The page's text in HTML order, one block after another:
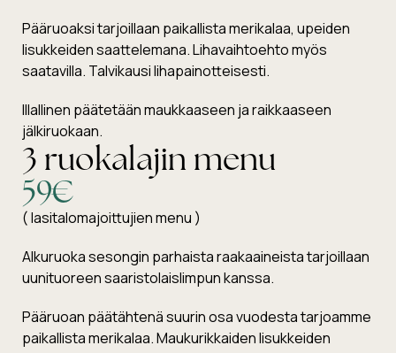
Pääruoaksi tarjoillaan paikallista merikalaa, upeiden
lisukkeiden saattelemana. Lihavaihtoehto myös
saatavilla. Talvikausi lihapainotteisesti.
Illallinen päätetään maukkaaseen ja raikkaaseen
jälkiruokaan.
3 ruokalajin menu
59€
( lasitalomajoittujien menu )
Alkuruoka sesongin parhaista raakaaineista tarjoillaan
uunituoreen saaristolaislimpun kanssa.
Pääruoan päätähtenä suurin osa vuodesta tarjoamme
paikallista merikalaa. Maukurikkaiden lisukkeiden